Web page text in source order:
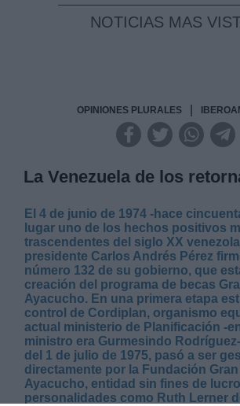
NOTICIAS MAS
OPINIONES PLURALES
La Venezuela de los
El 4 de junio de 1974 -hace
lugar uno de los hechos positivos
trascendentes del siglo XX
presidente Carlos Andrés Pérez
número 132 de su gobierno, que
creación del programa de becas
Ayacucho. En una primera etapa
control de Cordiplan, organismo
actual ministerio de Planificación -
ministro era Gurmesindo
del 1 de julio de 1975, pasó a ser
directamente por la Fundación
Ayacucho, entidad sin fines de
personalidades como Ruth Lerner